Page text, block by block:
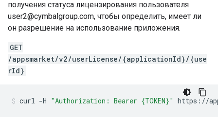
получения статуса лицензирования пользователя
user2@cymbalgroup.com, чтобы определить, имеет ли
он разрешение на использование приложения.
GET
/appsmarket/v2/userLicense/{applicationId}/{use
rId}
curl -H "Authorization: Bearer {TOKEN}" https://